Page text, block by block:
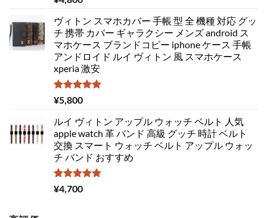
5.00
ヴィトン スマホカバー 手帳 型 全 機種 対応 グッ
チ 携帯 カバー ギャラクシー メンズ android ス
マホケース ブランドコピー iphone ケース 手帳
アンドロイド ルイ ヴィトン 風 スマホケース
xperia 激安
5段階中
5.00
¥5,800
ルイ ヴィトン アップル ウォッチ ベルト 人気
apple watch 革 バンド 高級 グッチ 時計 ベルト
交換 スマート ウォッチ ベルト アップル ウォッ
チ バンド おすすめ
5段階中
5.00
¥4,700